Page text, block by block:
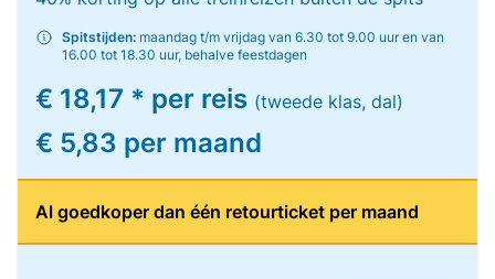
Spitstijden: maandag t/m vrijdag van 6.30 tot 9.00 uur en van
16.00 tot 18.30 uur, behalve feestdagen
€ 18,17 * per reis (tweede klas, dal)
€ 5,83 per maand
Al goedkoper dan één retourticket per maand